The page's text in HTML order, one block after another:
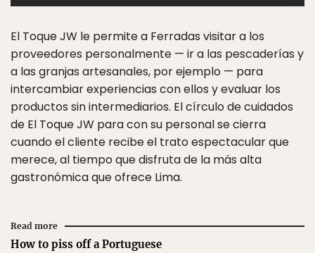
El Toque JW le permite a Ferradas visitar a los
proveedores personalmente — ir a las pescaderías y
a las granjas artesanales, por ejemplo — para
intercambiar experiencias con ellos y evaluar los
productos sin intermediarios. El círculo de cuidados
de El Toque JW para con su personal se cierra
cuando el cliente recibe el trato espectacular que
merece, al tiempo que disfruta de la más alta
gastronómica que ofrece Lima.
Read more
How to piss off a Portuguese